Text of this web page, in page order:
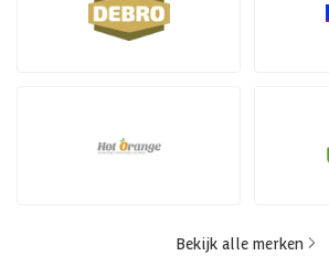
Bekijk alle merken